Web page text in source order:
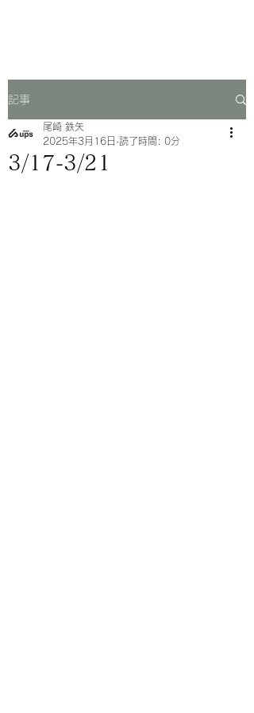
記事
3/17-3/21
尾崎 鉄矢
2025年3月16日 読了時間: 0分